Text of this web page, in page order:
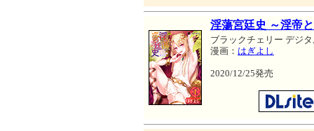
淫蕩宮廷史 ～淫帝
ブラックチェリー デジ
漫画： はぎよし
2020/12/25発売